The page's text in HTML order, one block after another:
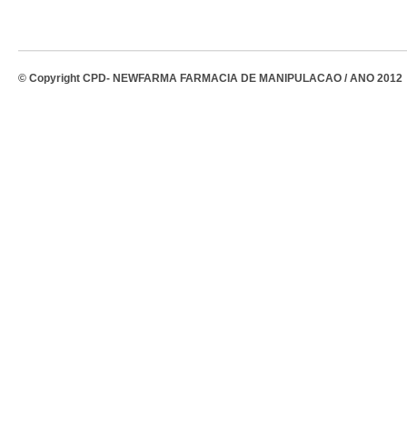
© Copyright CPD- NEWFARMA FARMACIA DE MANIPULACAO / ANO 2012